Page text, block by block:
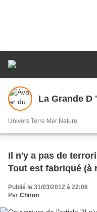
La Grande D
Univers Terre Mer Nature
Il n'y a pas de
Tout est fabriqué (à
Publié le 31/03/2012 à 22:06
Par Chiron